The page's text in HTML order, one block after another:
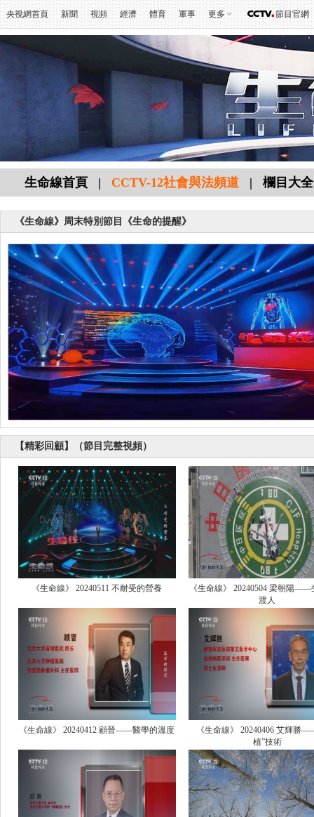
央視網首頁 新聞 視頻 經濟 體育 軍事 更多 節目官網
生命線首頁 | CCTV-12社會與法頻道 | 欄目大全
《生命線》周末特別節目《生命的提醒》
【精彩回顧】（節目完整視頻）
《生命線》 20240511 不耐受的營養
《生命線》 20240504 梁朝陽——
渡人
《生命線》 20240412 顧晉——醫學的溫度
《生命線》 20240406 艾輝勝
植”技術